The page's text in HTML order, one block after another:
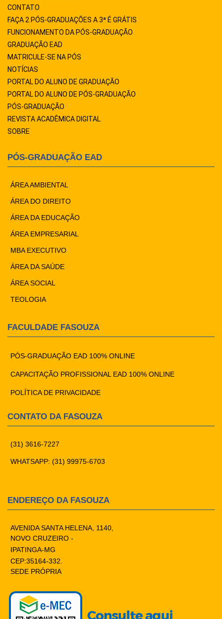
CONTATO
FAÇA 2 PÓS-GRADUAÇÕES A 3ª É GRÁTIS
FUNCIONAMENTO DA PÓS-GRADUAÇÃO
GRADUAÇÃO EAD
MATRICULE-SE NA PÓS
NOTÍCIAS
PORTAL DO ALUNO DE GRADUAÇÃO
PORTAL DO ALUNO DE PÓS-GRADUAÇÃO
PÓS-GRADUAÇÃO
REVISTA ACADÊMICA DIGITAL
SOBRE
PÓS-GRADUAÇÃO EAD
ÁREA AMBIENTAL
ÁREA DO DIREITO
ÁREA DA EDUCAÇÃO
ÁREA EMPRESARIAL
MBA EXECUTIVO
ÁREA DA SAÚDE
ÁREA SOCIAL
TEOLOGIA
FACULDADE FASOUZA
PÓS-GRADUAÇÃO EAD 100% ONLINE
CAPACITAÇÃO PROFISSIONAL EAD 100% ONLINE
POLÍTICA DE PRIVACIDADE
CONTATO DA FASOUZA
(31) 3616-7227
WHATSAPP: (31) 99975-6703
ENDEREÇO DA FASOUZA
AVENIDA SANTA HELENA, 1140,
NOVO CRUZEIRO -
IPATINGA-MG
CEP:35164-332.
SEDE PRÓPRIA